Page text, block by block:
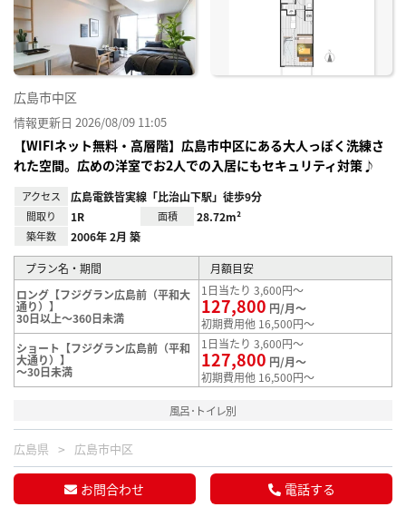
広島市中区
情報更新日 2026/08/09 11:05
【WIFIネット無料・高層階】広島市中区にある大人っぽく洗練さ
れた空間。広めの洋室でお2人での入居にもセキュリティ対策♪
アクセス 広島電鉄皆実線「比治山下駅」徒歩9分
間取り 1R 面積 28.72m²
築年数 2006年 2月 築
プラン名・期間
月額目安
ロング【フジグラン広島前（平和大
通り）】
30日以上～360日未満
1日当たり 3,600円～
127,800 円/月～
初期費用他 16,500円～
ショート【フジグラン広島前（平和
大通り）】
～30日未満
1日当たり 3,600円～
127,800 円/月～
初期費用他 16,500円～
風呂･トイレ別
広島県 広島市中区
お問合わせ 電話する